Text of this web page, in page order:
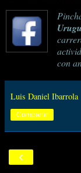
con
Luis Daniel Ibarrola
Compartir
‹